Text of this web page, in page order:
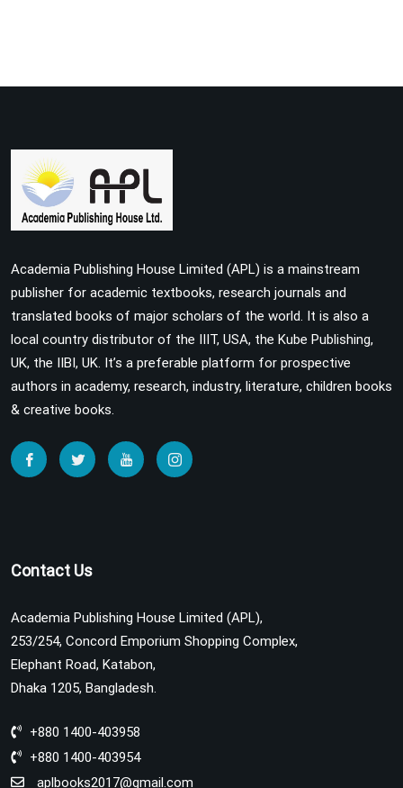
Academia Publishing House Limited (APL) is a mainstream
publisher for academic textbooks, research journals and
translated books of major scholars of the world. It is also a
local country distributor of the IIIT, USA, the Kube Publishing,
UK, the IIBI, UK. It’s a preferable platform for prospective
authors in academy, research, industry, literature, children books
& creative books.
Contact Us
Academia Publishing House Limited (APL),
253/254, Concord Emporium Shopping Complex,
Elephant Road, Katabon,
Dhaka 1205, Bangladesh.
+880 1400-403958
+880 1400-403954
aplbooks2017@gmail.com